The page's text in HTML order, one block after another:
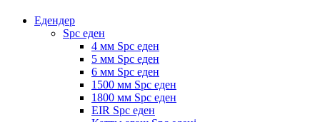
Едендер
Spc еден
4 мм Spc еден
5 мм Spc еден
6 мм Spc еден
1500 мм Spc еден
1800 мм Spc еден
EIR Spc еден